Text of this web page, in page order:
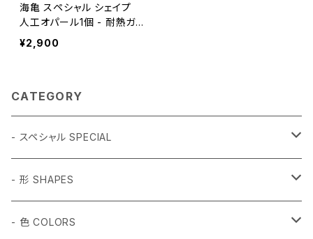
海亀 スペシャル シェイプ
人工オパール1個 - 耐熱ガ
ラス / ボロシリケイトガラス
（COE33）専用
¥2,900
CATEGORY
- スペシャル SPECIAL
和柄 Japanese
折り鶴 Origami
植物 Plant
- 形 SHAPES
- 球体 SPHERES
- 色 COLORS